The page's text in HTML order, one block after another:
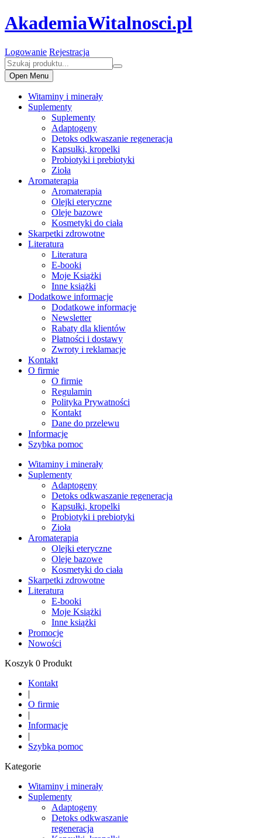
AkademiaWitalnosci.pl
Logowanie Rejestracja
Open Menu
Witaminy i minerały
Suplementy
Suplementy
Adaptogeny
Detoks odkwaszanie regeneracja
Kapsułki, kropelki
Probiotyki i prebiotyki
Zioła
Aromaterapia
Aromaterapia
Olejki eteryczne
Oleje bazowe
Kosmetyki do ciała
Skarpetki zdrowotne
Literatura
Literatura
E-booki
Moje Książki
Inne książki
Dodatkowe informacje
Dodatkowe informacje
Newsletter
Rabaty dla klientów
Płatności i dostawy
Zwroty i reklamacje
Kontakt
O firmie
O firmie
Regulamin
Polityka Prywatności
Kontakt
Dane do przelewu
Informacje
Szybka pomoc
Witaminy i minerały
Suplementy
Adaptogeny
Detoks odkwaszanie regeneracja
Kapsułki, kropelki
Probiotyki i prebiotyki
Zioła
Aromaterapia
Olejki eteryczne
Oleje bazowe
Kosmetyki do ciała
Skarpetki zdrowotne
Literatura
E-booki
Moje Książki
Inne książki
Promocje
Nowości
Koszyk 0 Produkt
Kontakt
|
O firmie
|
Informacje
|
Szybka pomoc
Kategorie
Witaminy i minerały
Suplementy
Adaptogeny
Detoks odkwaszanie
regeneracja